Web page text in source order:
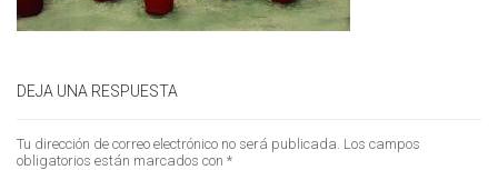
DEJA UNA RESPUESTA
Tu dirección de correo electrónico no será publicada. Los campos
obligatorios están marcados con *